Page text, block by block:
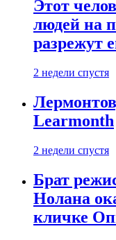
Этот
людей на
разрежут
2 недели спустя
Learmonth
2 недели спустя
Брат
Нолана
кличке